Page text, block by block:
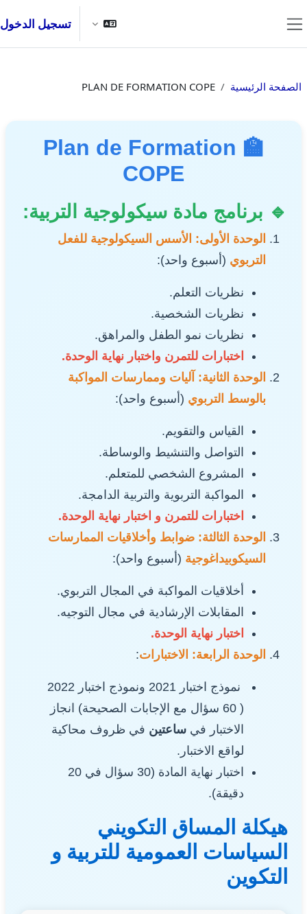
تسجيل الدخول
الصفحة الرئيسية PLAN DE FORMATION COPE
🏫 Plan de Formation
COPE
🔹 برنامج مادة سيكولوجية التربية:
الوحدة الأولى: الأسس السيكولوجية للفعل
التربوي (أسبوع واحد):
نظريات التعلم.
نظريات الشخصية.
نظريات نمو الطفل والمراهق.
اختبارات للتمرن واختبار نهاية الوحدة.
الوحدة الثانية: آليات وممارسات المواكبة
بالوسط التربوي (أسبوع واحد):
القياس والتقويم.
التواصل والتنشيط والوساطة.
المشروع الشخصي للمتعلم.
المواكبة التربوية والتربية الدامجة.
اختبارات للتمرن و اختبار نهاية الوحدة.
الوحدة الثالثة: ضوابط وأخلاقيات الممارسات
السيكوبيداغوجية (أسبوع واحد):
أخلاقيات المواكبة في المجال التربوي.
المقابلات الإرشادية في مجال التوجيه.
اختبار نهاية الوحدة.
الوحدة الرابعة: الاختبارات:
نموذج اختبار 2021 ونموذج اختبار 2022
( 60 سؤال مع الإجابات الصحيحة) انجاز
الاختبار في ساعتين في ظروف محاكية
لواقع الاختبار.
اختبار نهاية المادة (30 سؤال في 20
دقيقة).
هيكلة المساق التكويني
السياسات العمومية للتربية و
التكوين